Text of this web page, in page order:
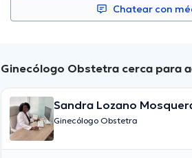
Chatear con
Ginecólogo Obstetra cerca para
Sandra Lozano
Ginecólogo Obstetra